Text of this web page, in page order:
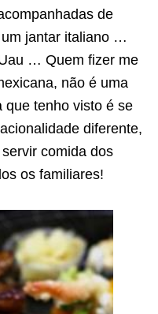
de
jantar italiano …
… Quem fizer me
não é uma
que tenho visto é se
diferente,
comida dos
os familiares!